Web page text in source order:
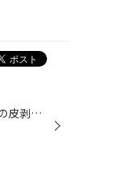
今日の夕食は定番のお好み焼き。 ついでに子供達も好きなニンニク！ ニンニクの皮剥いて、ホイルに包みごま油をかけるだけ。 後は、鉄板に乗せしばし待つだけの簡単料理。 出来上がりに、塩かけていただきます。 これ美味しいですよー。